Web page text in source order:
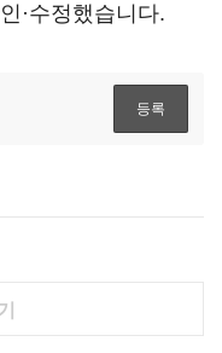
·수정했습니다.